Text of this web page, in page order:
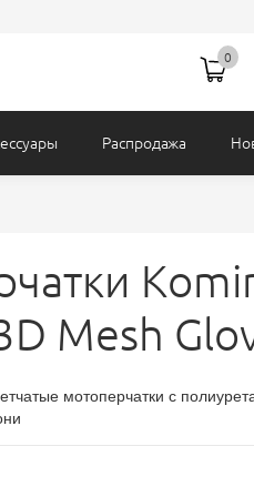
0
Подстежки
Распродажа
Mesh
мотоперчатки с